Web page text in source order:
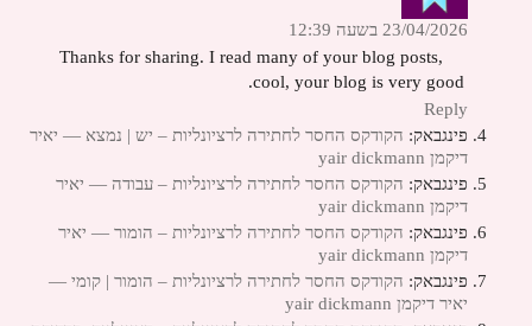
23/04/2026 בשעה 12:39
Thanks for sharing. I read many of your blog posts,
cool, your blog is very good.
Reply
פינגבאק: הקודקס החסר לחתירה לרציונליות – יש | נמצא — יאיר
דיקמן yair dickmann
פינגבאק: הקודקס החסר לחתירה לרציונליות – עבודה — יאיר
דיקמן yair dickmann
פינגבאק: הקודקס החסר לחתירה לרציונליות – הומור — יאיר
דיקמן yair dickmann
פינגבאק: הקודקס החסר לחתירה לרציונליות – הומור | קומי —
יאיר דיקמן yair dickmann